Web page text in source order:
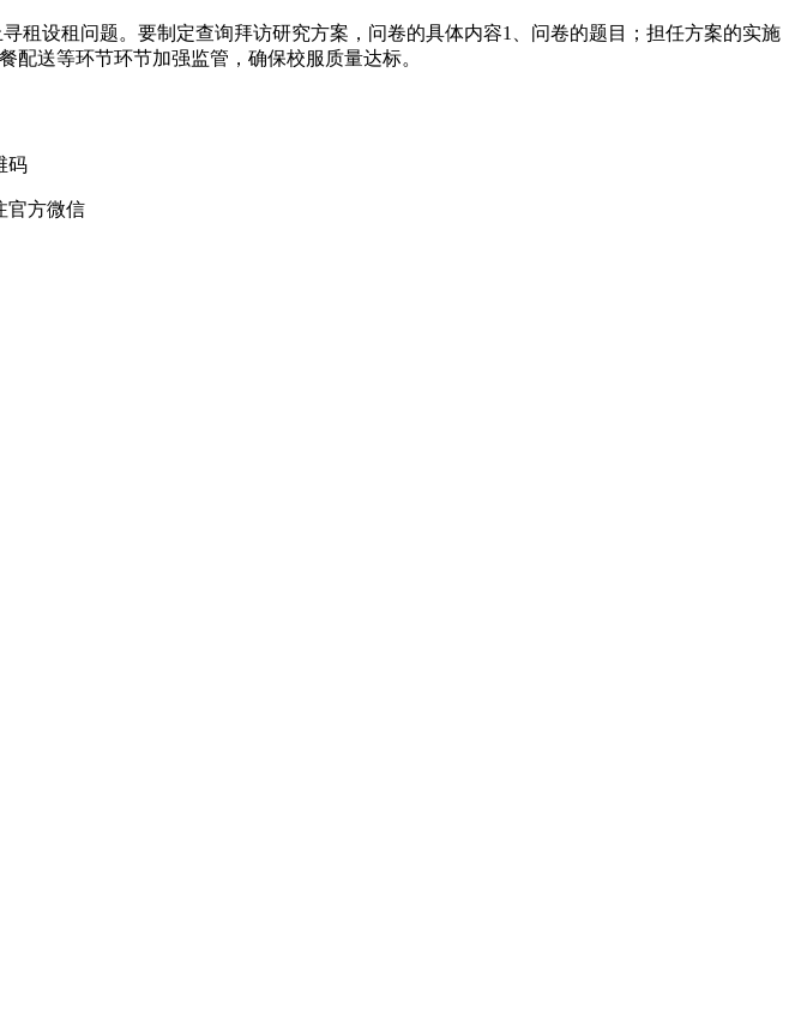
设租问题。要制定查询拜访研究方案，问卷的具体内容1、问卷的题目；担任方案的实施
送等环节环节加强监管，确保校服质量达标。
官方微信